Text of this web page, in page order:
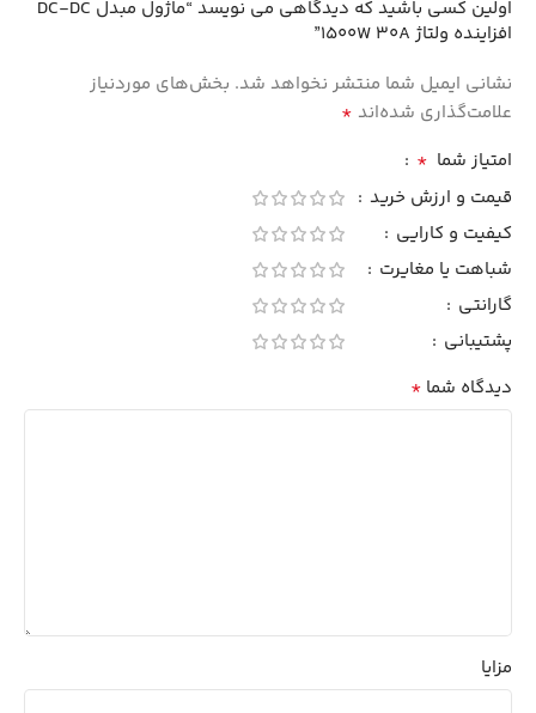
اولین کسی باشید که دیدگاهی می نویسد “ماژول مبدل DC-DC
افزاینده ولتاژ 1500W 30A”
نشانی ایمیل شما منتشر نخواهد شد. بخش‌های موردنیاز
علامت‌گذاری شده‌اند *
امتیاز شما *
قیمت و ارزش خرید
کیفیت و کارایی
شباهت یا مغایرت
گارانتی
پشتیبانی
دیدگاه شما *
مزایا